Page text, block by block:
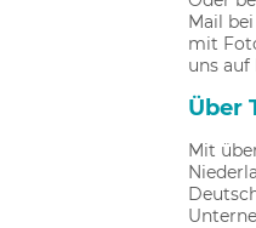
Mail
mit
uns
Über
Mit